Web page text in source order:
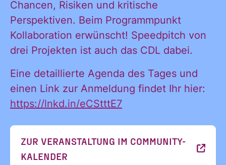
Chancen, Risiken und kritische
Perspektiven. Beim Programmpunkt
Kollaboration erwünscht! Speedpitch von
drei Projekten ist auch das CDL dabei.
Eine detaillierte Agenda des Tages und
einen Link zur Anmeldung findet Ihr hier:
https://lnkd.in/eCStttE7
ZUR VERANSTALTUNG IM COMMUNITY-
KALENDER
Ja, ich möchte
alle
Informationen
und
Ankündigungen
des CDL direkt
Postfach:
Ja, ich
möchte alle